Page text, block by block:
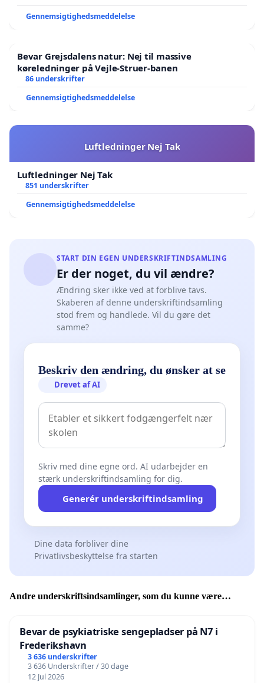
Gennemsigtighedsmeddelelse
Bevar Grejsdalens natur: Nej til massive
køreledninger på Vejle-Struer-banen
86 underskrifter
Gennemsigtighedsmeddelelse
Luftledninger Nej Tak
Luftledninger Nej Tak
851 underskrifter
Gennemsigtighedsmeddelelse
START DIN EGEN UNDERSKRIFTINDSAMLING
Er der noget, du vil ændre?
Ændring sker ikke ved at forblive tavs.
Skaberen af denne underskriftindsamling
stod frem og handlede. Vil du gøre det
samme?
Beskriv den ændring, du ønsker at se
Drevet af AI
Skriv med dine egne ord. AI udarbejder en
stærk underskriftindsamling for dig.
Generér underskriftindsamling
Dine data forbliver dine
Privatlivsbeskyttelse fra starten
Andre underskriftsindsamlinger, som du kunne være
Bevar de psykiatriske sengepladser på N7 i
Frederikshavn
3 636 underskrifter
3 636 Underskrifter / 30 dage
12 Jul 2026